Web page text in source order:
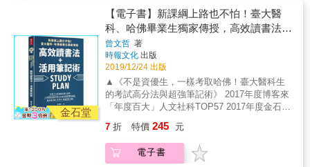
書，讓你在提交資料前夕，於學習歷程自述中
寫下神來一筆，請閱書中詳載之學習歷程網站
使用流程，助你順利送件，拿到理想大學的門
票！本書特色1.十六型人格分類測驗，提前找
到未來升學目標2.大量圖表資訊呈現，深入剖
析撰寫技巧與要點3.手把手教你撰寫，點出大
學教授最想看的亮點4.高一到高三生通通適
用，全項目範例一應俱全
考採計科目減少，個人申請、繁星計畫時程延
後。 ▲大考趨勢題目變長、範圍變廣，注重實
作與實驗。 & ◎針對新課綱，量身打造應戰技
巧 ▲穩定校內成績，從進高中第一天，競賽就
已經開始。 ▲每次段考都要訂計畫表，檢討缺
失，朝目標分數前進。 ▲選修目標科系相關領
域課程，預先累積實力。 ▲積極參加課外活
動，發掘興趣，豐富課外經歷。 & ◎全新升
級！讀書考試必勝讀書法 ▲找出考不好、讀書
力不從心的根本原因，對症下藥。 ▲讀書不一
間。 ▲理解課本的核心概念、不死背，考試才
能舉一反三。 ▲加強閱讀訓練，增進理解力，
金石堂
【電子書】新課綱上路也不怕！臺大醫
科、哈佛畢業生獨家傳授，高效讀書法＋
活用筆記術
曾文哲 著
時報文化 出版
2019/12/24 出版
▲《不是資優生，一樣考取哈佛！臺大醫科生
的考試高分法與超強筆記術》 2017年度博客來
「年度百大」人文社科TOP57 2017年度金石堂
大變革！ 高中生必看的讀書筆記祕笈，讓你讀
好書、拿高分，前進夢想志願！ & ◎新舊課綱
哪裡不同？帶你深入剖析 ▲納入「高中學習歷
7 折 特價 245 元
電子書